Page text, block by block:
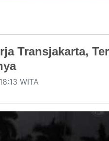
Transjakarta,
WITA